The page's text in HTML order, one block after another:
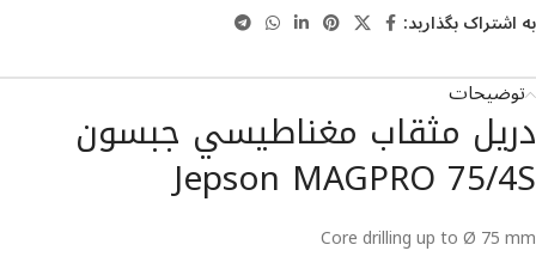
به اشتراک بگذارید:
توضیحات
دريل مثقاب مغناطيسي جبسون
Jepson MAGPRO 75/4S
Core drilling up to Ø 75 mm